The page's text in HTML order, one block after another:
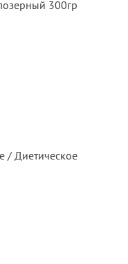
300гр
/ Диетическое